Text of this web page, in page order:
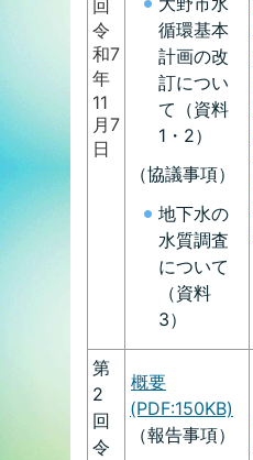
回
令
和7
年
11
月7
日
循環基本
計画の改
訂につい
て（資料
1・2）
（協議事項）
地下水の
水質調査
について
（資料
3）
第
2
回
令
概要
(PDF:150KB)
（報告事項）